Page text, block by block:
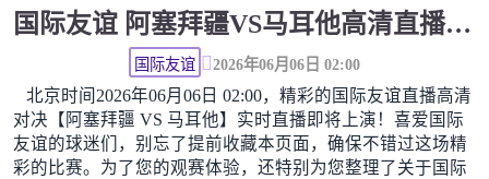
足球直播
欧冠视频
欧冠新闻
国际友谊 阿塞拜疆VS马耳他高清直播免费观看
国际友谊 2026年06月06日 02:00
北京时间2026年06月06日 02:00，精彩的国际友谊直播高清
对决【阿塞拜疆 VS 马耳他】实时直播即将上演！喜爱国际
友谊的球迷们，别忘了提前收藏本页面，确保不错过这场精
彩的比赛。为了您的观赛体验，还特别为您整理了关于国际